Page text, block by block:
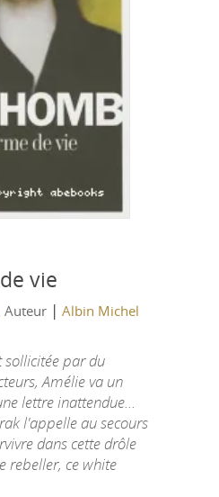
vie
Auteur | Albin Michel
par du
Amélie va un
lettre inattendue...
l'appelle au secours
dans cette drôle
rebeller, ce white